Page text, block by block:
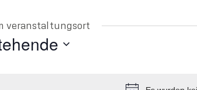
veranstaltungsort